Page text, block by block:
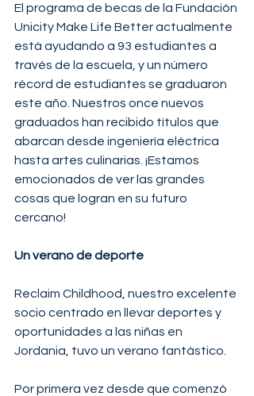
El programa de becas de la Fundación
Unicity Make Life Better actualmente
está ayudando a 93 estudiantes a
través de la escuela, y un número
récord de estudiantes se graduaron
este año. Nuestros once nuevos
graduados han recibido títulos que
abarcan desde ingeniería eléctrica
hasta artes culinarias. ¡Estamos
emocionados de ver las grandes
cosas que logran en su futuro
cercano!
Un verano de deporte
Reclaim Childhood, nuestro excelente
socio centrado en llevar deportes y
oportunidades a las niñas en
Jordania, tuvo un verano fantástico.
Por primera vez desde que comenzó